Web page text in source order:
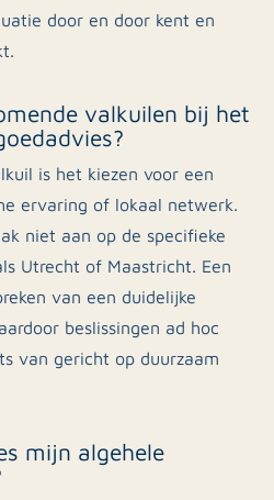
door en door kent en
valkuilen bij het
is het kiezen voor een
ervaring of lokaal netwerk.
niet aan op de specifieke
Utrecht of Maastricht. Een
van een duidelijke
beslissingen ad hoc
van gericht op duurzaam
mijn algehele